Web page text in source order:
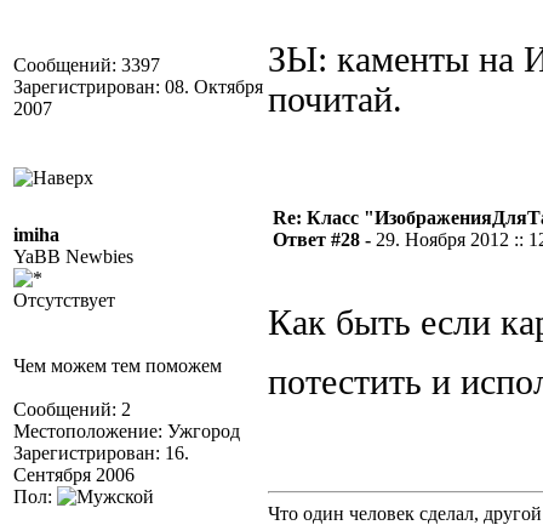
Сообщений: 3397
Зарегистрирован: 08. Октября
2007
ЗЫ: каменты на
почитай.
imiha
YaBB Newbies
Отсутствует
Чем можем тем поможем
Сообщений: 2
Местоположение: Ужгород
Зарегистрирован: 16.
Сентября 2006
Пол:
Re: Класс
Ответ #28 - 29. Ноября 2012 ::
Как быть если
потестить и
Что один человек сделал,